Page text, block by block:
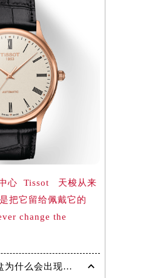
心 Tissot 天梭从来
把它留给佩戴它的
change the
天梭手表表盘为什么会出现生锈现象呢？